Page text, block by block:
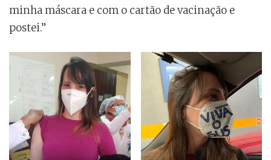
minha máscara e com o cartão de vacinação e
postei.”